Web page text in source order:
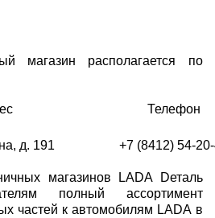
магазин располагается по
Телефон
д. 191 +7 (8412) 54-
магазинов LADA Dеталь
полный ассортимент
частей к автомобилям LADA в